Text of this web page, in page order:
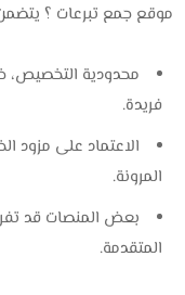
موقع جمع تبرعات ؟ يتضمن
محدودية التخصيص،
فريدة.
الاعتماد على مزود
المرونة.
بعض المنصات قد
المتقدمة.